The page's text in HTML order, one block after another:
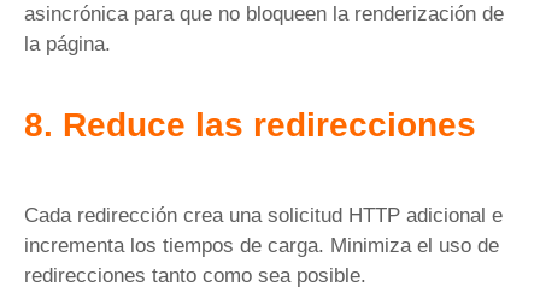
asincrónica para que no bloqueen la renderización de
la página.
8. Reduce las redirecciones
Cada redirección crea una solicitud HTTP adicional e
incrementa los tiempos de carga. Minimiza el uso de
redirecciones tanto como sea posible.